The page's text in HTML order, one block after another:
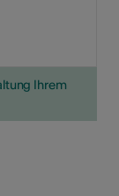
Ihrem